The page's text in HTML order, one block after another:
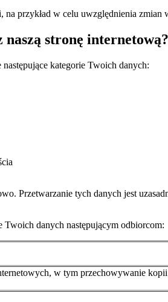
przykład w celu uwzględnienia
naszą stronę internetową?
kategorie Twoich danych:
Przetwarzanie tych danych jest
Twoich danych następującym odbiorcom:
w tym przechowywanie kopii